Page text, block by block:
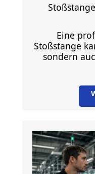
Eine
Stoßstange
sondern